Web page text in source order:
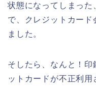
状態になってしまっ
で、クレジットカード
ました。
そしたら、なんと！
ットカードが不正利